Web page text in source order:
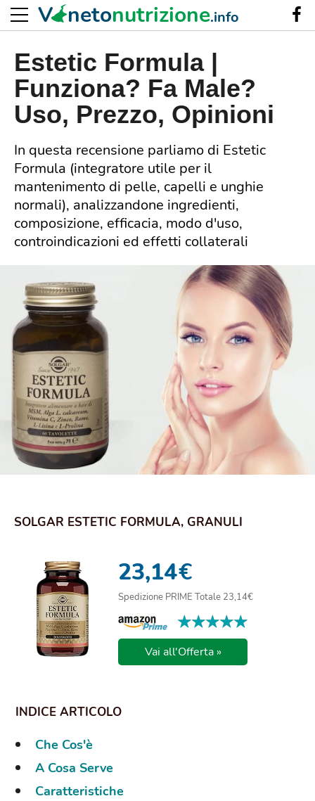
Estetic Formula |
Funziona? Fa Male?
Uso, Prezzo, Opinioni
In questa recensione parliamo di Estetic
Formula (integratore utile per il
mantenimento di pelle, capelli e unghie
normali), analizzandone ingredienti,
composizione, efficacia, modo d'uso,
controindicazioni ed effetti collaterali
SOLGAR ESTETIC FORMULA, GRANULI
23,14€
Spedizione PRIME Totale 23,14€
★★★★★
★★★★★
Vai all'Offerta »
Che Cos'è
A Cosa Serve
Caratteristiche
V netonutrizione.info